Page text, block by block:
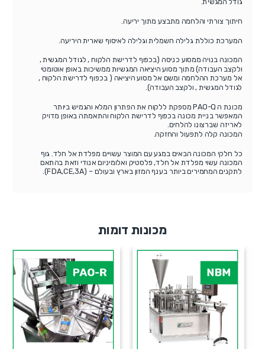
חיתוך צורתי והלחמה מתבצע מתוך יריעה.
המערכת כוללת גלילה חשמלית וגלילה לאיסוף שארית היריעה.
המכונה בנויה ממסוע כניסה (בכפוף לדרישת הלקוח , לגודל המגשית ,
ולקצב העבודה) מתוך מסוע היציאה המגשיות ממשיכות באופן אוטומטי
אל מערכת ההלחמה ומשם אל מסוע היציאה ( בכפוף לדרישת הלקוח ,
לגודל המגשית , ולקצב העבודה).
מכונת ה PAO-Q מספקת ללקוח את הפתרון המלא והגמיש ביותר
המאפשר בניית מכונה בכפוף לדרישת הלקוח והתאמתה באופן מדויק
לאריזה שברצונו להלחים.
המכונה קלה לתפעול והחזקה.
כל חלקי המכונה הבאים במגע עם המוצר עשויים מפלדת אל חלד. גוף
המכונה עשוי מפלדת אל חלד, פלסטיק ואלומיניום אנודי וזאת בהתאם
לתקנים המחמירים ביותר בענף המזון בארץ ובעולם – (FDA,CE,3A).
מכונות דומות
NBM
PAO-R